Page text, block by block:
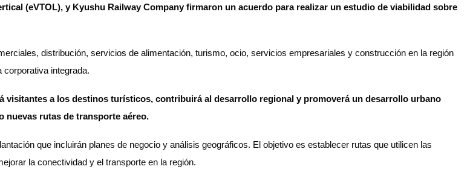
(eVTOL), y Kyushu Railway Company firmaron un acuerdo para realizar un estudio de viabilidad sobre
distribución, servicios de alimentación, turismo, ocio, servicios empresariales y construcción en la región
integrada.
visitantes a los destinos turísticos, contribuirá al desarrollo regional y promoverá un desarrollo urbano
nuevas rutas de transporte aéreo.
que incluirán planes de negocio y análisis geográficos. El objetivo es establecer rutas que utilicen las
la conectividad y el transporte en la región.